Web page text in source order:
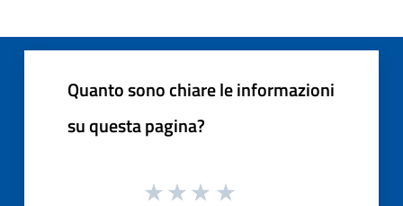
Quanto sono chiare le informazioni
su questa pagina?